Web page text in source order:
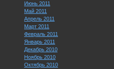
Июнь 2011
Май 2011
Апрель 2011
Март 2011
Февраль 2011
Январь 2011
Декабрь 2010
Ноябрь 2010
Октябрь 2010